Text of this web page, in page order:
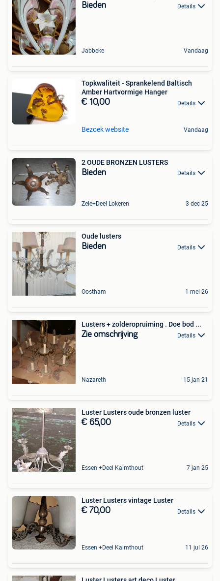
Bieden Details
Jabbeke Vandaag
Topkwaliteit - Sprankelend Baltisch
Amber Hartvormige Hanger
€ 10,00 Details
Bezoek website Vandaag
2 OUDE BRONZEN LUSTERS
Bieden Details
Zele+Deel Lokeren 3 dec 25
Oude lusters
Bieden Details
Oostham 1 mei 26
Lusters + zolderopruiming . Doe bod ...
Zie omschrijving Details
Nazareth 15 jan 21
Luster Lusters oude bronzen luster
€ 65,00 Details
Essen +Deel Kalmthout 7 jan 25
Luster Lusters vintage Luster
€ 70,00 Details
Essen +Deel Kalmthout 11 jul 26